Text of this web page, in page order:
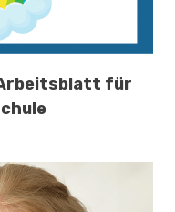
Arbeitsblatt für